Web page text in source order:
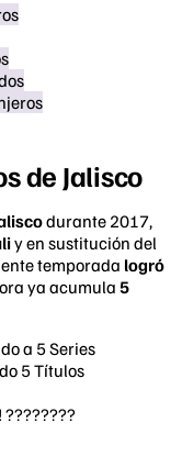
de Jalisco
durante 2017,
y en sustitución del
temporada logró
ya acumula 5
a 5 Series
5 Títulos